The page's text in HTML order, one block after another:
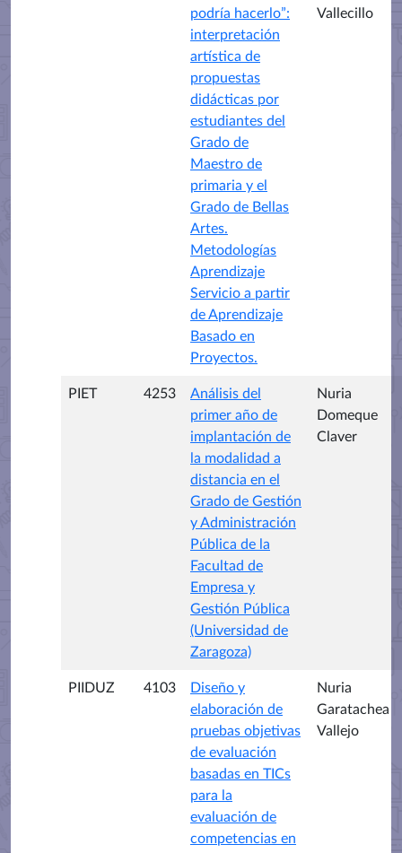
podría hacerlo”:
interpretación
artística de
propuestas
didácticas por
estudiantes del
Grado de
Maestro de
primaria y el
Grado de Bellas
Artes.
Metodologías
Aprendizaje
Servicio a partir
de Aprendizaje
Basado en
Proyectos.
Vallecillo
PIET 4253
Análisis del
primer año de
implantación de
la modalidad a
distancia en el
Grado de Gestión
y Administración
Pública de la
Facultad de
Empresa y
Gestión Pública
(Universidad de
Zaragoza)
Nuria
Domeque
Claver
PIIDUZ 4103
Diseño y
elaboración de
pruebas objetivas
de evaluación
basadas en TICs
para la
evaluación de
competencias en
Nuria
Garatachea
Vallejo